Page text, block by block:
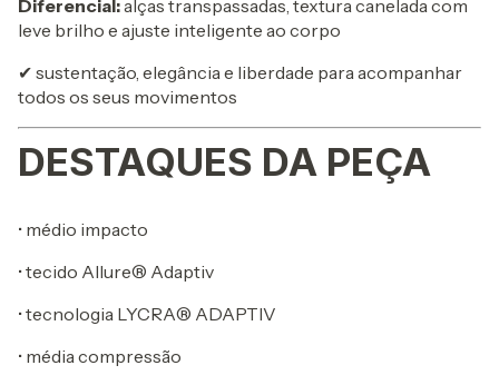
Diferencial:alças transpassadas, textura canelada com
leve brilho e ajuste inteligente ao corpo
✔ sustentação, elegância e liberdade para acompanhar
todos os seus movimentos
DESTAQUES DA PEÇA
• médio impacto
• tecido Allure® Adaptiv
• tecnologia LYCRA® ADAPTIV
• média compressão